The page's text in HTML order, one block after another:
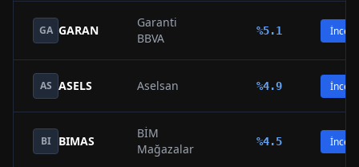
GA GARAN
Garanti
BBVA
%5.1 İncele
AS ASELS Aselsan %4.9 İncele
BI BIMAS
BİM
Mağazalar
%4.5 İncele